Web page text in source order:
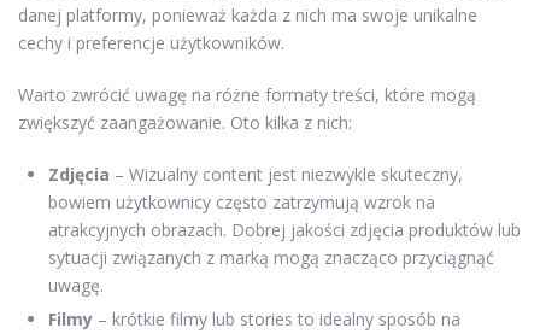
danej platformy, ponieważ każda z nich ma swoje unikalne
cechy i preferencje użytkowników.
Warto zwrócić uwagę na różne formaty treści, które mogą
zwiększyć zaangażowanie. Oto kilka z nich:
Zdjęcia – Wizualny content jest niezwykle skuteczny,
bowiem użytkownicy często zatrzymują wzrok na
atrakcyjnych obrazach. Dobrej jakości zdjęcia produktów lub
sytuacji związanych z marką mogą znacząco przyciągnąć
uwagę.
Filmy – krótkie filmy lub stories to idealny sposób na